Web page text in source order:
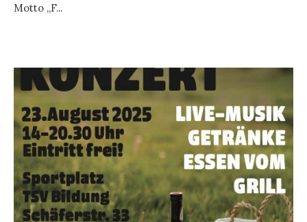
Motto „F...